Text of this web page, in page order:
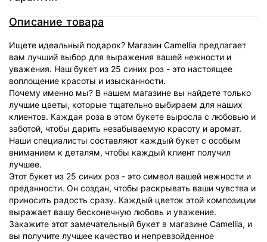
Описание товара
Ищете идеальный подарок? Магазин Camellia предлагает
вам лучший выбор для выражения вашей нежности и
уважения. Наш букет из 25 синих роз - это настоящее
воплощение красоты и изысканности.
Почему именно мы? В нашем магазине вы найдете только
лучшие цветы, которые тщательно выбираем для наших
клиентов. Каждая роза в этом букете выросла с любовью и
заботой, чтобы дарить незабываемую красоту и аромат.
Наши специалисты составляют каждый букет с особым
вниманием к деталям, чтобы каждый клиент получил
лучшее.
Этот букет из 25 синих роз - это символ вашей нежности и
преданности. Он создан, чтобы раскрывать ваши чувства и
приносить радость сразу. Каждый цветок этой композиции
выражает вашу бесконечную любовь и уважение.
Закажите этот замечательный букет в магазине Camellia, и
вы получите лучшее качество и непревзойденное